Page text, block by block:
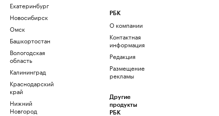
Екатеринбург
Новосибирск
Омск
Башкортостан
Вологодская
область
Калининград
Краснодарский
край
Нижний
Новгород
РБК
О компании
Контактная
информация
Редакция
Размещение
рекламы
Другие
продукты
РБК